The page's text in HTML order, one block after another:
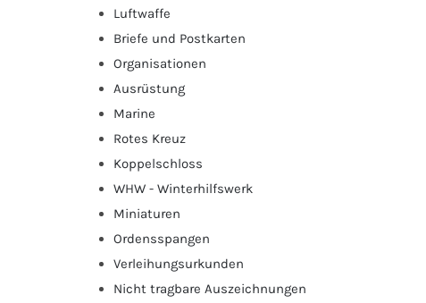
Luftwaffe
Briefe und Postkarten
Organisationen
Ausrüstung
Marine
Rotes Kreuz
Koppelschloss
WHW - Winterhilfswerk
Miniaturen
Ordensspangen
Verleihungsurkunden
Nicht tragbare Auszeichnungen